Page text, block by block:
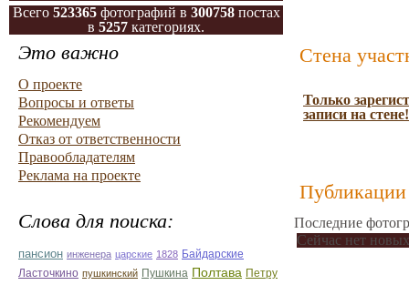
Всего 523365фотографий в 300758постах
в 5257 категориях.
Это важно
О проекте
Вопросы и ответы
Рекомендуем
Отказ от ответственности
Правообладателям
Реклама на проекте
Слова для поиска:
пансион инженера царские 1828 Байдарские
Ласточкино пушкинский Пушкина Полтава Петру
Стена
Только
записи на стене!
Публикации
Последние
Сейчас нет